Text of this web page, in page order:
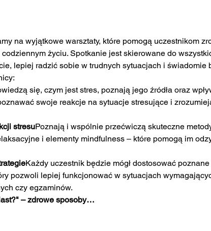
na wyjątkowe warsztaty, które pomogą uczestnikom
życiu. Spotkanie jest skierowane do
lepiej radzić sobie w trudnych sytuacjach i świadomie
się, czym jest stres, poznają jego źródła oraz
swoje reakcje na sytuacje stresujące i
stresuPoznają i wspólnie przećwiczą skuteczne
i elementy mindfulness – które pomogą im
Każdy uczestnik będzie mógł dostosować
pozwoli lepiej funkcjonować w sytuacjach
czy egzaminów.
– zdrowe sposoby…